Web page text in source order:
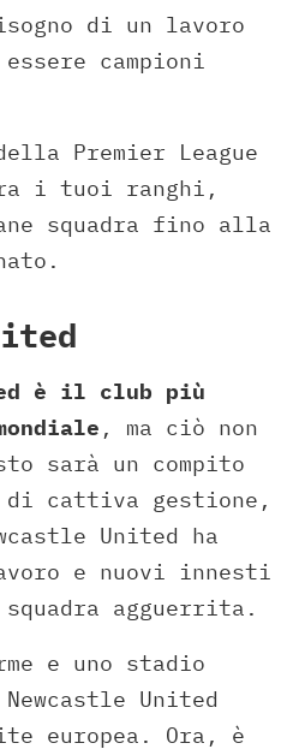
di un lavoro
campioni
Premier League
i tuoi ranghi,
squadra fino alla
è il club più
, ma ciò non
sarà un compito
cattiva gestione,
United ha
e nuovi innesti
agguerrita.
e uno stadio
United
europea. Ora, è